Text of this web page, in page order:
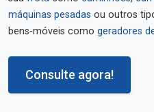
máquinas pesadas ou outros
bens-móveis como geradores
Consulte agora!